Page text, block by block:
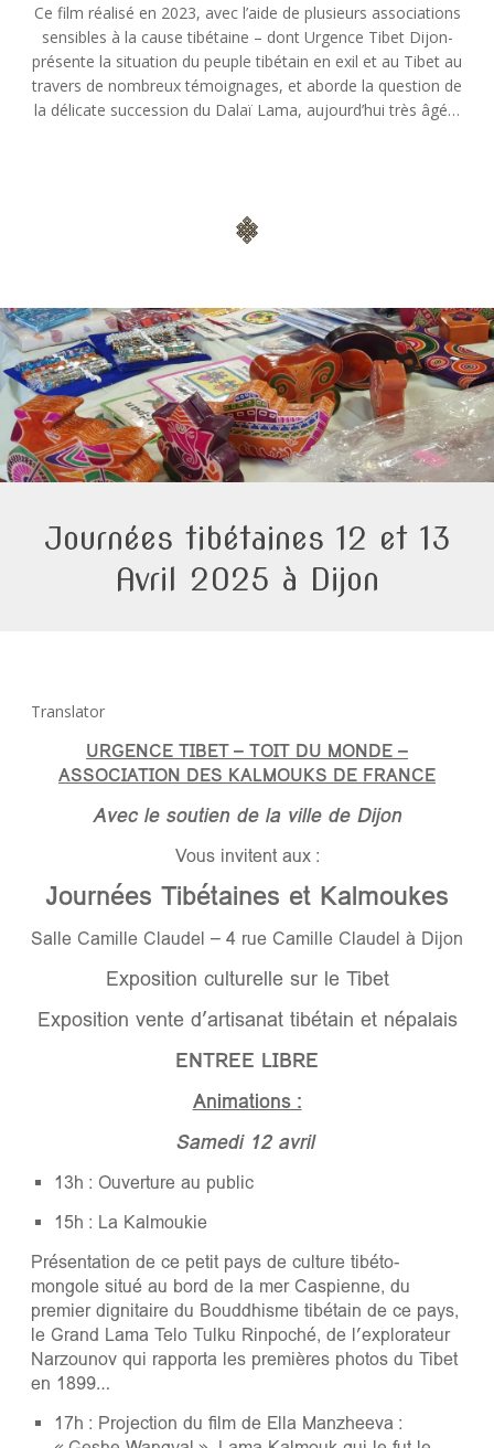
Ce film réalisé en 2023, avec l’aide de plusieurs associations
sensibles à la cause tibétaine – dont Urgence Tibet Dijon-
présente la situation du peuple tibétain en exil et au Tibet au
travers de nombreux témoignages, et aborde la question de
la délicate succession du Dalaï Lama, aujourd’hui très âgé…
Journées tibétaines 12 et 13
Avril 2025 à Dijon
Translator
URGENCE TIBET – TOIT DU MONDE –
ASSOCIATION DES KALMOUKS DE FRANCE
Avec le soutien de la ville de Dijon
Vous invitent aux :
Journées Tibétaines et Kalmoukes
Salle Camille Claudel – 4 rue Camille Claudel à Dijon
Exposition culturelle sur le Tibet
Exposition vente d’artisanat tibétain et népalais
ENTREE LIBRE
Animations :
Samedi 12 avril
13h : Ouverture au public
15h : La Kalmoukie
Présentation de ce petit pays de culture tibéto-
mongole situé au bord de la mer Caspienne, du
premier dignitaire du Bouddhisme tibétain de ce pays,
le Grand Lama Telo Tulku Rinpoché, de l’explorateur
Narzounov qui rapporta les premières photos du Tibet
en 1899…
17h : Projection du film de Ella Manzheeva :